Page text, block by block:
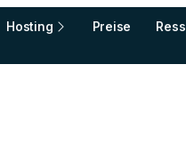
Hosting Preise